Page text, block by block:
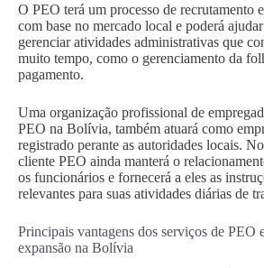
O PEO terá um processo de recrutamento
com base no mercado local e poderá
gerenciar atividades administrativas que
muito tempo, como o gerenciamento da
pagamento.
Uma organização profissional de
PEO na Bolívia, também atuará como
registrado perante as autoridades locais.
cliente PEO ainda manterá o
os funcionários e fornecerá a eles as
relevantes para suas atividades diárias de
Principais vantagens dos serviços de PEO
expansão na Bolívia